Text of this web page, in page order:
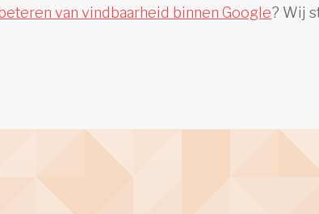
van vindbaarheid binnen Google? Wij